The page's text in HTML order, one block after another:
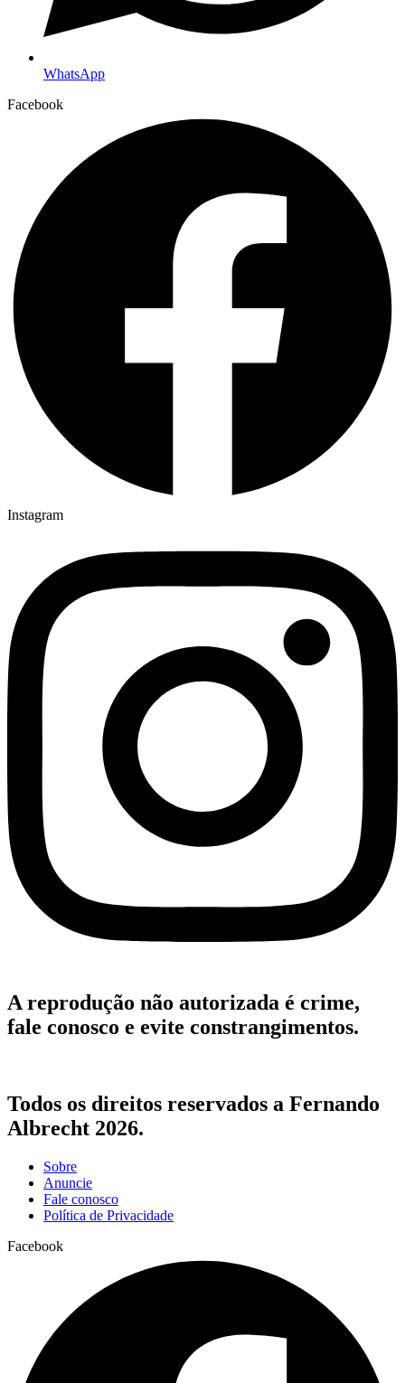
WhatsApp
Facebook
Instagram
A reprodução não autorizada é crime,
fale conosco e evite constrangimentos.
Todos os direitos reservados a Fernando
Albrecht 2026.
Sobre
Anuncie
Fale conosco
Política de Privacidade
Facebook